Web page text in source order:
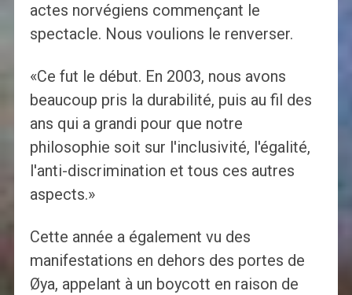
actes norvégiens commençant le
spectacle. Nous voulions le renverser.
«Ce fut le début. En 2003, nous avons
beaucoup pris la durabilité, puis au fil des
ans qui a grandi pour que notre
philosophie soit sur l'inclusivité, l'égalité,
l'anti-discrimination et tous ces autres
aspects.»
Cette année a également vu des
manifestations en dehors des portes de
Øya, appelant à un boycott en raison de